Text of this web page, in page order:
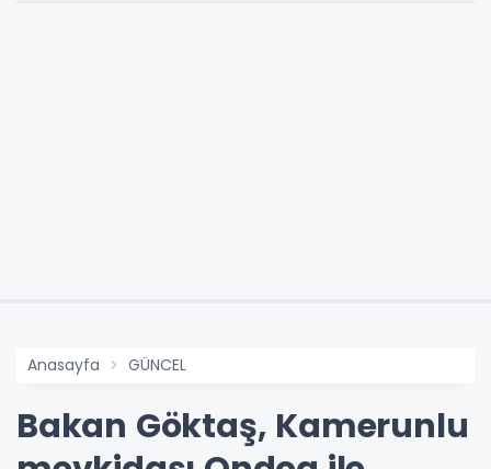
Anasayfa GÜNCEL
Bakan Göktaş, Kamerunlu